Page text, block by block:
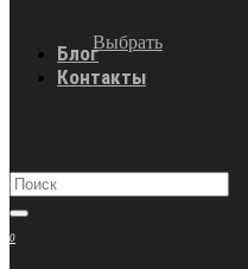
Выбрать
Блог
Контакты
0